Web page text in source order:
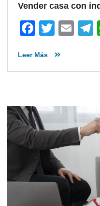
Vender casa con
Twitter
Leer Más